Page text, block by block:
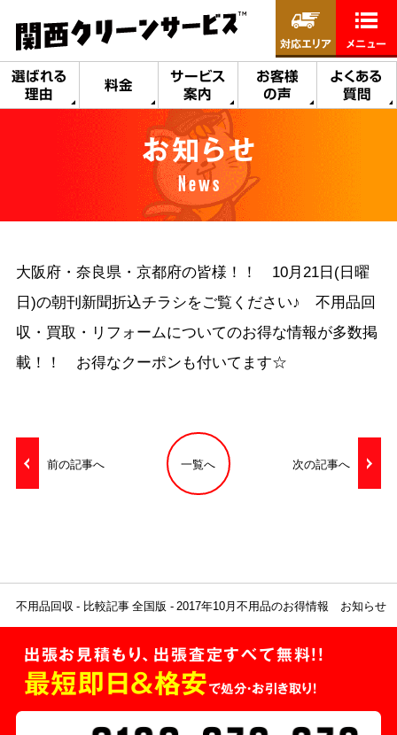
選ばれる
理由
料金
サービス
案内
お客様
の声
よくある
質問
対応エリア メニュー
お知らせ
News
大阪府・奈良県・京都府の皆様！！ 10月21日(日曜
日)の朝刊新聞折込チラシをご覧ください♪ 不用品回
収・買取・リフォームについてのお得な情報が多数掲
載！！ お得なクーポンも付いてます☆
前の記事へ 一覧へ 次の記事へ
不用品回収 比較記事 全国版 2017年10月不用品のお得情報 お知らせ
出張お見積もり、出張査定すべて無料!!
最短即日＆格安で処分・お引き取り！